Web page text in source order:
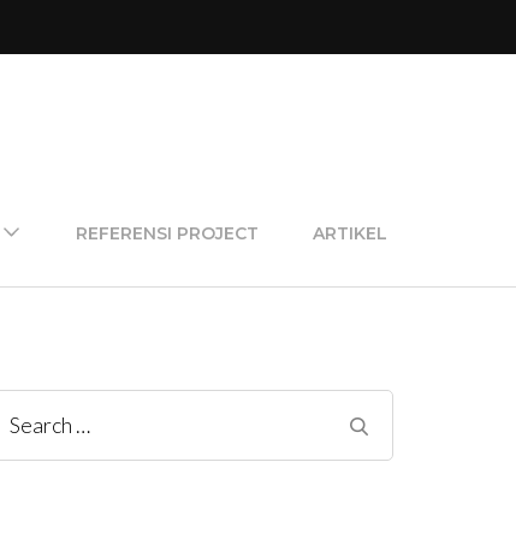
REFERENSI PROJECT ARTIKEL
Search
for: